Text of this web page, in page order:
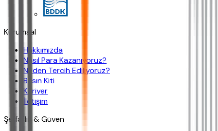
Kurumsal
Hakkımızda
Nasıl Para Kazanıyoruz?
Neden Tercih Ediliyoruz?
Basın Kiti
Kariyer
İletişim
Şeffaflık & Güven